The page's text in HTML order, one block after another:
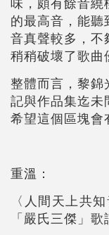
的最高音，能
音真聲較多，不
稍稍破壞了歌曲
整體而言，黎錦
記與作品集迄未
希望這個區塊會
重溫：
〈人間天上共
「嚴氏三傑」